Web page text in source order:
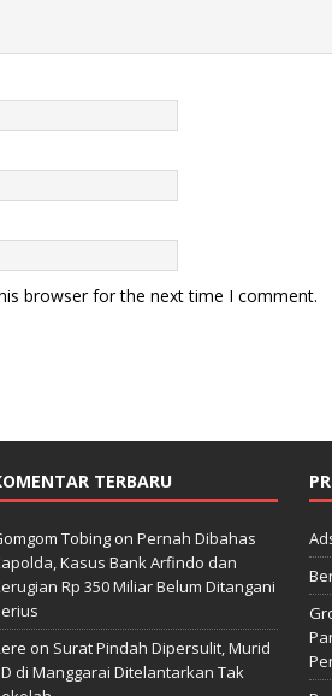
browser for the next time I comment.
TERBARU
Tobingon Pernah Dibahas
Kasus Bank Arfindo dan
Rp 350 Miliar Belum Ditangani
on Surat Pindah Dipersulit, Murid
di Manggarai Ditelantarkan Tak